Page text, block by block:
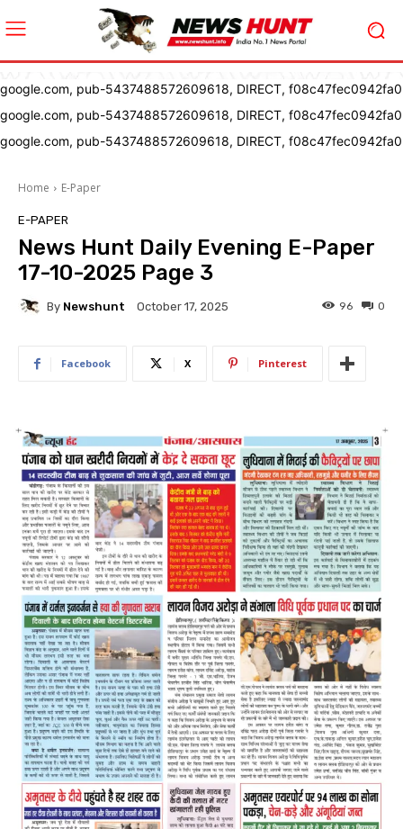
google.com, pub-5437488572609618, DIRECT, f08c47fec0942fa0
google.com, pub-5437488572609618, DIRECT, f08c47fec0942fa0
google.com, pub-5437488572609618, DIRECT, f08c47fec0942fa0
Home E-Paper
E-PAPER
News Hunt Daily Evening E-Paper
17-10-2025 Page 3
By Newshunt October 17, 2025 0
96
Facebook X Pinterest